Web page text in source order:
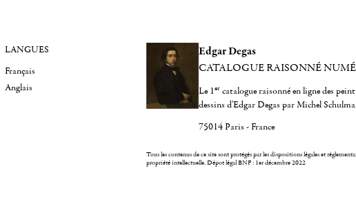
Edgar Degas
CATALOGUE RAISONNÉ
Le 1er catalogue raisonné en ligne des
dessins d'Edgar Degas par Michel
75014 Paris - France
Tous les contenus de ce site sont protégés par les dispositions légales et
propriété intellectuelle.Dépot légal BNF : 1er décembre 2022
LANGUES
Français
Anglais